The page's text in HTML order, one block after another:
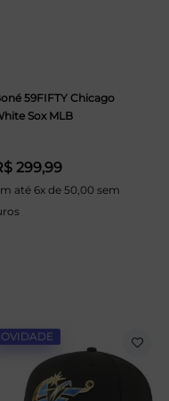
59FIFTY Chicago
Sox MLB
299,99
até 6x de 50,00 sem